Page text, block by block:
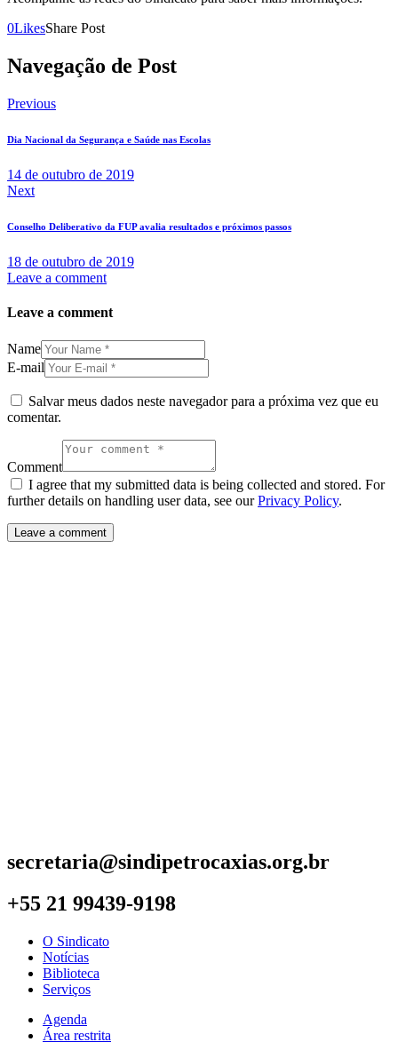
0LikesShare Post
Navegação de Post
Previous
Dia Nacional da Segurança e Saúde nas Escolas
14 de outubro de 2019
Next
Conselho Deliberativo da FUP avalia resultados e próximos passos
18 de outubro de 2019
Leave a comment
Leave a comment
Name
E-mail
Salvar meus dados neste navegador para a próxima vez que eu
comentar.
Comment
I agree that my submitted data is being collected and stored. For
further details on handling user data, see ourPrivacy Policy.
secretaria@sindipetrocaxias.org.br
+55 21 99439-9198
O Sindicato
Notícias
Biblioteca
Serviços
Agenda
Área restrita